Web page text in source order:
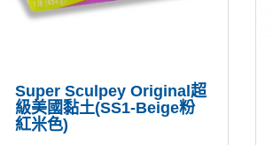
Super Sculpey Original超
級美國黏土(SS1-Beige粉
紅米色)